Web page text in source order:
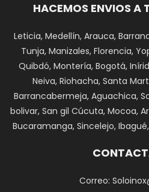
HACEMOS ENVIOS A
Leticia, Medellín, Arauca,
Tunja, Manizales, Florencia,
Quibdó, Montería, Bogotá,
Neiva, Riohacha, Santa
Barrancabermeja, Aguachica,
bolivar, San gil Cúcuta, Mocoa,
Bucaramanga, Sincelejo,
Correo: